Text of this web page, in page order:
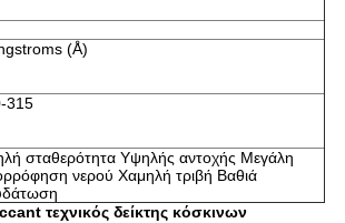
(Å)
315
σταθερότητα Υψηλής αντοχής Μεγάλη
νερού Χαμηλή τριβή Βαθιά
τεχνικός δείκτης κόσκινων